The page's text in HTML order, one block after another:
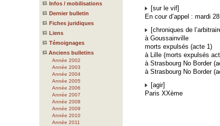
Infos / mobilisations
Dernier bulletin
Fiches juridiques
Liens
Témoignages
Anciens bulletins
Année 2002
Année 2003
Année 2004
Année 2005
Année 2006
Année 2007
Année 2008
Année 2009
Année 2010
Année 2011
[sur le vif]
En cour d’appel : mardi
[chroniques de
à Goussainville
morts expulsés (acte 1)
à Lille (morts expulsés
à Strasbourg No Border
à Strasbourg No Border
[agir]
Paris XXème